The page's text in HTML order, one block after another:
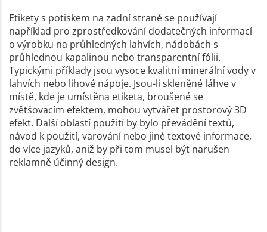
Etikety s potiskem na zadní straně se používají
například pro zprostředkování dodatečných informací
o výrobku na průhledných lahvích, nádobách s
průhlednou kapalinou nebo transparentní fólii.
Typickými příklady jsou vysoce kvalitní minerální vody v
lahvích nebo lihové nápoje. Jsou-li skleněné láhve v
místě, kde je umístěna etiketa, broušené se
zvětšovacím efektem, mohou vytvářet prostorový 3D
efekt. Další oblastí použití by bylo převádění textů,
návod k použití, varování nebo jiné textové informace,
do více jazyků, aniž by při tom musel být narušen
reklamně účinný design.